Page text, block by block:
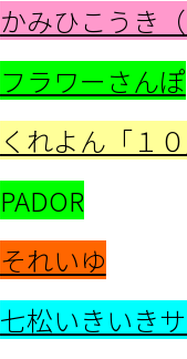
かみひこうき
フラワーさんぽ
くれよん「１０
PADOR
それいゆ
七松いきいき